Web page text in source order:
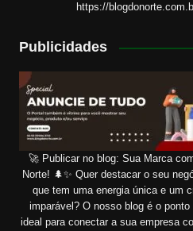
https://
Publicidades
🚀 Publicar no blog: Sua Marca
Norte! 🌲✨ Quer destacar o seu
que tem uma energia única e um
imparável? O nosso blog é o ponto
ideal para conectar a sua empresa